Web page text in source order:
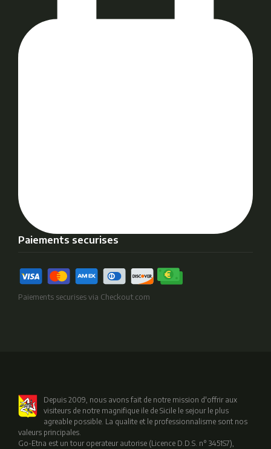
Paiements securises
Paiements securises via Checkout.com
Depuis 2009, nous avons fait de notre mission d'offrir aux
visiteurs de notre magnifique ile de Sicile le sejour le plus
agreable possible. La qualite et le professionnalisme sont nos
valeurs principales.
Go-Etna est un tour operateur autorise (Licence D.D.S. n° 3451S7),